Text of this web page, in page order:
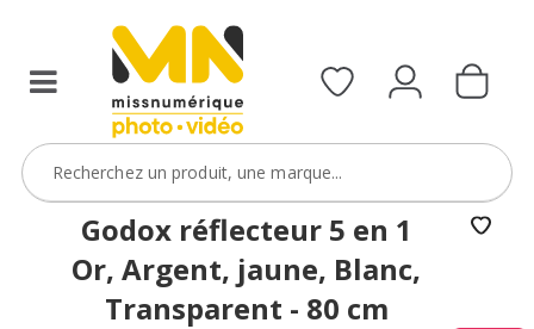
Godox réflecteur 5 en 1
Or, Argent, jaune, Blanc,
Transparent - 80 cm